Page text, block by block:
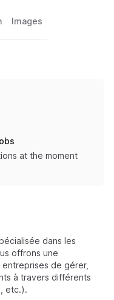
Images
at the moment
dans les
offrons une
de gérer,
à travers différents
etc.).